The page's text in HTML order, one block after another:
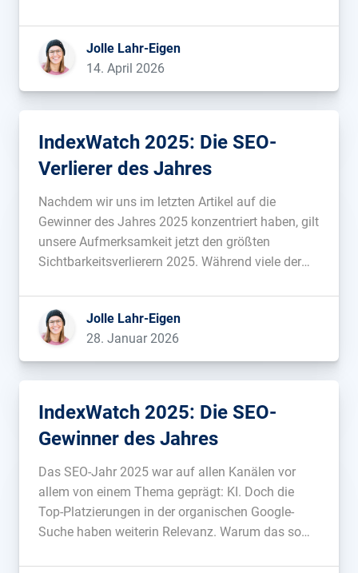
Google-Suche gewonnen und verloren haben und
warum....Jolle Lahr-Eigen
14. April 2026
IndexWatch 2025: Die SEO-
Verlierer des Jahres
Nachdem wir uns im letzten Artikel auf die
Gewinner des Jahres 2025 konzentriert haben, gilt
unsere Aufmerksamkeit jetzt den größten
Sichtbarkeitsverlierern 2025. Während viele der
zurückzuführen sind, sind auch viele der Verlierer
keine klassische Abstrafung, sondern vielmehr
das Resultat mehr oder minder gelungener […]...
Jolle Lahr-Eigen
28. Januar 2026
IndexWatch 2025: Die SEO-
Gewinner des Jahres
Das SEO-Jahr 2025 war auf allen Kanälen vor
allem von einem Thema geprägt: KI. Doch die
Top-Platzierungen in der organischen Google-
Suche haben weiterin Relevanz. Warum das so